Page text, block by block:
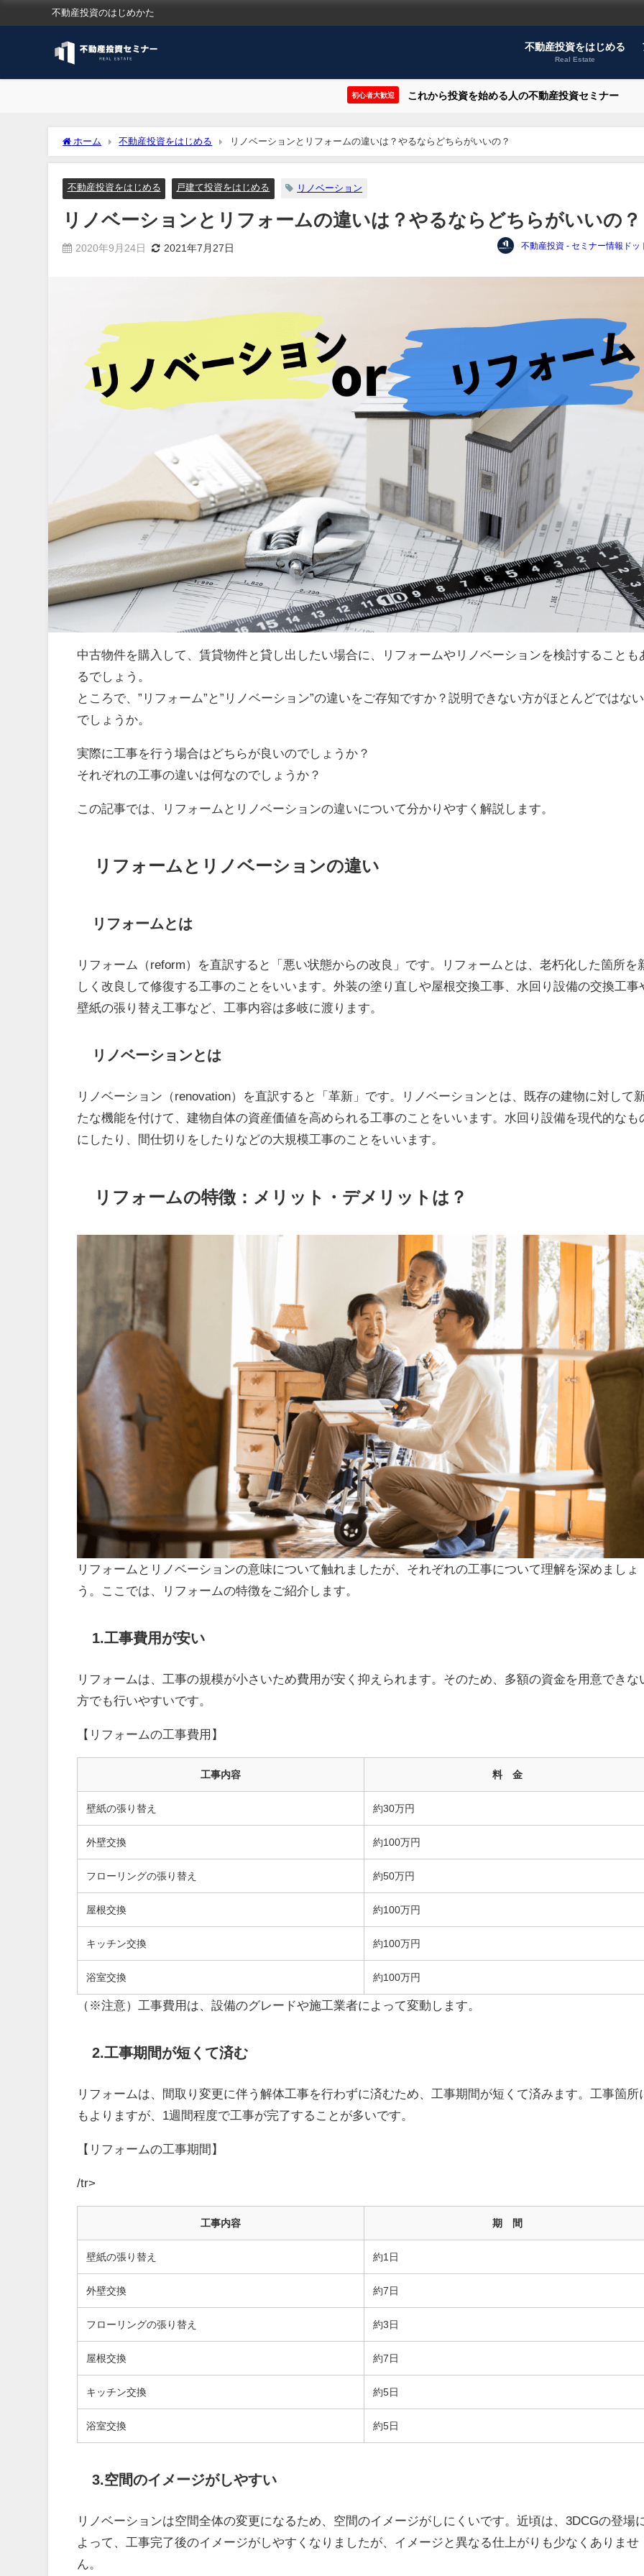
不動産投資のはじめかた
不動産投資をはじめる
Real Estate
初心者大歓迎 これから投資を始める人の不動産投資セミナー
ホーム 不動産投資をはじめる リノベーションとリフォームの違いは？やるならどちらがいいの？
不動産投資をはじめる 戸建て投資をはじめる リノベーション
リノベーションとリフォームの違いは？やるならどちらがいいの？
2020年9月24日 2021年7月27日 不動産投資 - セミナー情報ドッ
中古物件を購入して、賃貸物件と貸し出したい場合に、 リフォームやリノベーションを検討することも
るでしょう。
ところで、”リフォーム”と”リノベーション”の違いをご存知ですか？説明できない方がほとんどではない
でしょうか。
実際に工事を行う場合はどちらが良いのでしょうか？
それぞれの工事の違いは何なのでしょうか？
この記事では、 リフォームとリノベーションの違いについて分かりやすく解説します。
リフォームとリノベーションの違い
リフォームとは
リフォーム（reform）を直訳すると「 悪い状態からの改良 」です。
リフォームとは、老朽化した箇所を
しく改良して修復する工事のことをいいます。外装の塗り直しや屋根交換工事、水回り設備の交換工事
壁紙の張り替え工事など、工事内容は多岐に渡ります。
リノベーションとは
リノベーション（renovation）を直訳すると「革新 」です。
リノベーションとは、既存の建物に対して
たな機能を付けて、建物自体の資産価値を高められる工事のことをいいます。 水回り設備を現代的なも
にしたり、間仕切りをしたりなどの大規模工事のことをいいます。
リフォームの特徴：メリット・デメリットは？
リフォームとリノベーションの意味について触れましたが、それぞれの工事について理解を深めましょ
う。ここでは、
リフォームの特徴をご紹介します。
1.工事費用が安い
リフォームは、工事の規模が小さいため費用が安く抑えられます。そのため、多額の資金を用意できな
方でも行いやすいです。
【リフォームの工事費用】
工事内容 料 金
壁紙の張り替え 約30万円
外壁交換 約100万円
フローリングの張り替え 約50万円
屋根交換 約100万円
キッチン交換 約100万円
浴室交換 約100万円
（※注意）工事費用は、設備のグレードや施工業者によって変動します。
2.工事期間が短くて済む
リフォームは、間取り変更に伴う解体工事を行わずに済むため、工事期間が短くて済みます。工事箇所
もよりますが、1週間程度で工事が完了することが多いです。
【リフォームの工事期間】
/tr>
工事内容 期 間
壁紙の張り替え 約1日
外壁交換 約7日
フローリングの張り替え 約3日
屋根交換 約7日
キッチン交換 約5日
浴室交換 約5日
3.空間のイメージがしやすい
リノベーションは空間全体の変更になるため、空間のイメージがしにくいです。近頃は、3DCGの登場
よって、工事完了後のイメージがしやすくなりましたが、イメージと異なる仕上がりも少なくありませ
ん。